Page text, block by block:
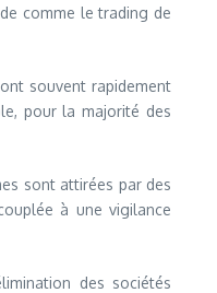
comme le trading de
souvent rapidement
pour la majorité des
sont attirées par des
à une vigilance
des sociétés